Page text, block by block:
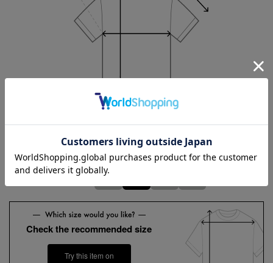
Hem width 75cm
Length 82cm
3L
Check the recommended size
Try this item on